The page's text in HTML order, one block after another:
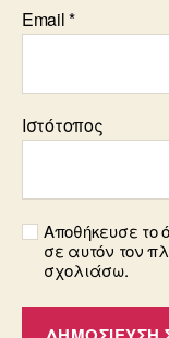
Email*
Ιστότοπος
Αποθήκευσε το
σε αυτόν τον
σχολιάσω.